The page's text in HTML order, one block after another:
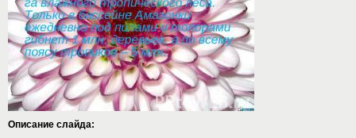
Описание слайда: